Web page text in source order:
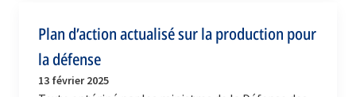
Plan d’action actualisé sur la production pour
la défense
13 février 2025